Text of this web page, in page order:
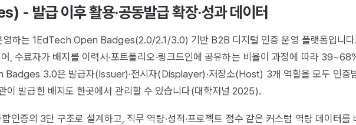
- 발급 이후 활용·공동발급 확장·성과 데이터
영하는 1EdTech Open Badges(2.0/2.1/3.0) 기반 B2B 디지털 인증 운영 플랫폼입니
, 수료자가 배지를 이력서·포트폴리오·링크드인에 공유하는 비율이 과정에 따라
Badges 3.0은 발급자(Issuer)·전시자(Displayer)·저장소(Host) 3개 역할을 모두 인증
발급한 배지도 한곳에서 관리할 수 있습니다(대학저널 2025).
인증의 3단 구조로 설계하고, 직무 역량·성적·프로젝트 점수 같은 커스텀 역량 데이터를